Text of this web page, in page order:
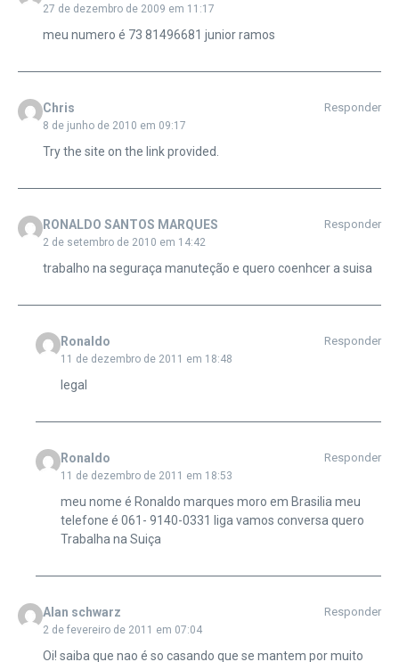
27 de dezembro de 2009 em 11:17
meu numero é 73 81496681 junior ramos
Chris
8 de junho de 2010 em 09:17
Responder
Try the site on the link provided.
RONALDO SANTOS MARQUES
2 de setembro de 2010 em 14:42
Responder
trabalho na seguraça manuteção e quero coenhcer a suisa
Ronaldo
11 de dezembro de 2011 em 18:48
Responder
legal
Ronaldo
11 de dezembro de 2011 em 18:53
Responder
meu nome é Ronaldo marques moro em Brasilia meu
telefone é 061- 9140-0331 liga vamos conversa quero
Trabalha na Suiça
Alan schwarz
2 de fevereiro de 2011 em 07:04
Responder
Oi! saiba que nao é so casando que se mantem por muito